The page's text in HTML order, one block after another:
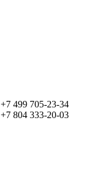
+7 499 705-23-34
+7 804 333-20-03